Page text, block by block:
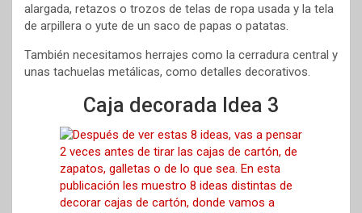
alargada, retazos o trozos de telas de ropa usada y la tela
de arpillera o yute de un saco de papas o patatas.
También necesitamos herrajes como la cerradura central y
unas tachuelas metálicas, como detalles decorativos.
Caja decorada Idea 3